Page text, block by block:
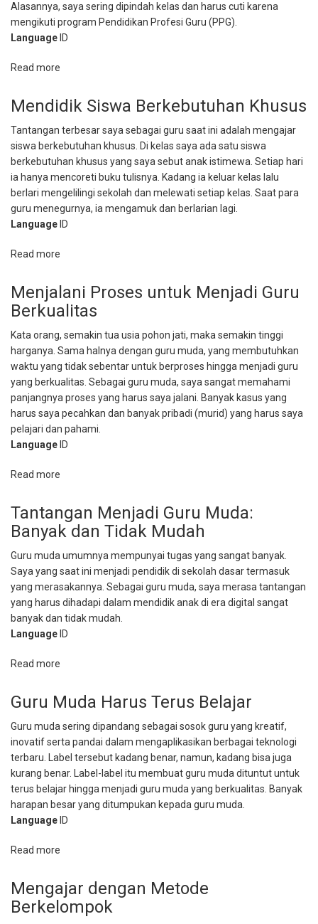
Alasannya, saya sering dipindah kelas dan harus cuti karena
mengikuti program Pendidikan Profesi Guru (PPG).
Language ID
Read more
Banyak
Kelas,
Memahami
Karakter
Siswa
yang
Berbeda-
beda
Mendidik Siswa Berkebutuhan Khusus
Tantangan terbesar saya sebagai guru saat ini adalah mengajar
siswa berkebutuhan khusus. Di kelas saya ada satu siswa
berkebutuhan khusus yang saya sebut anak istimewa. Setiap hari
ia hanya mencoreti buku tulisnya. Kadang ia keluar kelas lalu
berlari mengelilingi sekolah dan melewati setiap kelas. Saat para
guru menegurnya, ia mengamuk dan berlarian lagi.
Language ID
Read more
Siswa
Berkebutuhan
Khusus
Menjalani Proses untuk Menjadi Guru
Berkualitas
Kata orang, semakin tua usia pohon jati, maka semakin tinggi
harganya. Sama halnya dengan guru muda, yang membutuhkan
waktu yang tidak sebentar untuk berproses hingga menjadi guru
yang berkualitas. Sebagai guru muda, saya sangat memahami
panjangnya proses yang harus saya jalani. Banyak kasus yang
harus saya pecahkan dan banyak pribadi (murid) yang harus saya
pelajari dan pahami.
Language ID
Read more
untuk
Menjadi
Guru
Berkualitas
Tantangan Menjadi Guru Muda:
Banyak dan Tidak Mudah
Guru muda umumnya mempunyai tugas yang sangat banyak.
Saya yang saat ini menjadi pendidik di sekolah dasar termasuk
yang merasakannya. Sebagai guru muda, saya merasa tantangan
yang harus dihadapi dalam mendidik anak di era digital sangat
banyak dan tidak mudah.
Language ID
Read more
Menjadi
Guru
Muda:
Banyak
dan
Tidak
Mudah
Guru Muda Harus Terus Belajar
Guru muda sering dipandang sebagai sosok guru yang kreatif,
inovatif serta pandai dalam mengaplikasikan berbagai teknologi
terbaru. Label tersebut kadang benar, namun, kadang bisa juga
kurang benar. Label-label itu membuat guru muda dituntut untuk
terus belajar hingga menjadi guru muda yang berkualitas. Banyak
harapan besar yang ditumpukan kepada guru muda.
Language ID
Read more
Muda
Harus
Terus
Mengajar dengan Metode
Berkelompok